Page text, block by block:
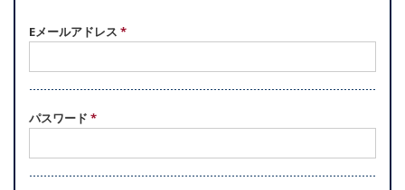
Eメールアドレス *
パスワード *